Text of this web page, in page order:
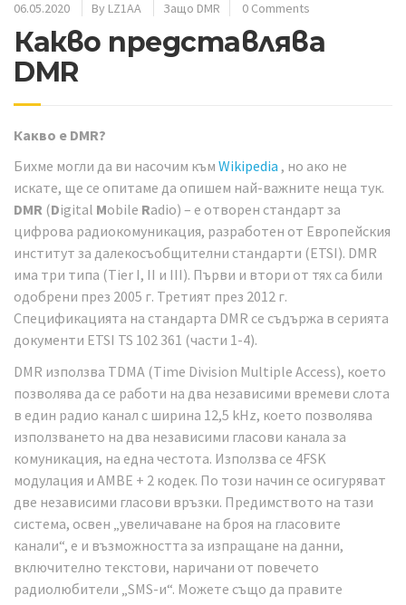
06.05.2020 By LZ1AA Защо DMR 0 Comments
Какво представлява
DMR
Какво е DMR?
Бихме могли да ви насочим към Wikipedia , но ако не
искате, ще се опитаме да опишем най-важните неща тук.
DMR (Digital Mobile Radio) – е отворен стандарт за
цифрова радиокомуникация, разработен от Европейския
институт за далекосъобщителни стандарти (ETSI). DMR
има три типа (Tier I, II и III). Първи и втори от тях са били
одобрени през 2005 г. Третият през 2012 г.
Спецификацията на стандарта DMR се съдържа в серията
документи ETSI TS 102 361 (части 1-4).
DMR използва TDMA (Time Division Multiple Access), което
позволява да се работи на два независими времеви слота
в един радио канал с ширина 12,5 kHz, което позволява
използването на два независими гласови канала за
комуникация, на една честота. Използва се 4FSK
модулация и AMBE + 2 кодек. По този начин се осигуряват
две независими гласови връзки. Предимството на тази
система, освен „увеличаване на броя на гласовите
канали“, е и възможността за изпращане на данни,
включително текстови, наричани от повечето
радиолюбители „SMS-и“. Можете също да правите